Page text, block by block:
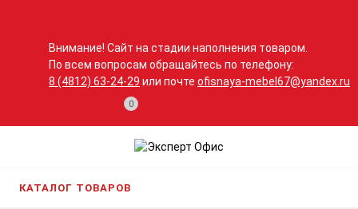
Внимание! Сайт на стадии наполнения товаром.
По всем вопросам обращайтесь по телефону:
8 (4812) 63-24-29 или почте ofisnaya-mebel67@yandex.ru
0
КАТАЛОГ ТОВАРОВ